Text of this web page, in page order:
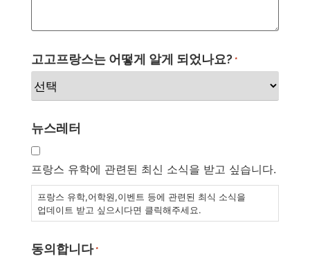
고고프랑스는 어떻게 알게 되었나요? *
뉴스레터
프랑스 유학에 관련된 최신 소식을 받고 싶습니다.
프랑스 유학,어학원,이벤트 등에 관련된 최식 소식을
업데이트 받고 싶으시다면 클릭해주세요.
동의합니다 *